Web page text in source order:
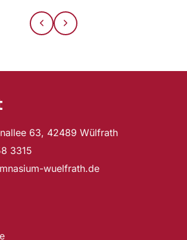
63, 42489 Wülfrath
3315
wuelfrath.de